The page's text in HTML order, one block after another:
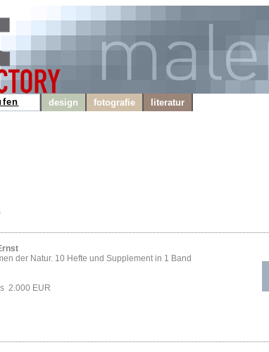
design fotografie literatur
der Natur. 10 Hefte und Supplement in 1 Band
2.000 EUR